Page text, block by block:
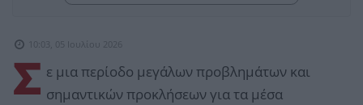
10:03, 05 Ιουλίου 2026
Σ ε μια περίοδο μεγάλων προβλημάτων και
σημαντικών προκλήσεων για τα μέσα